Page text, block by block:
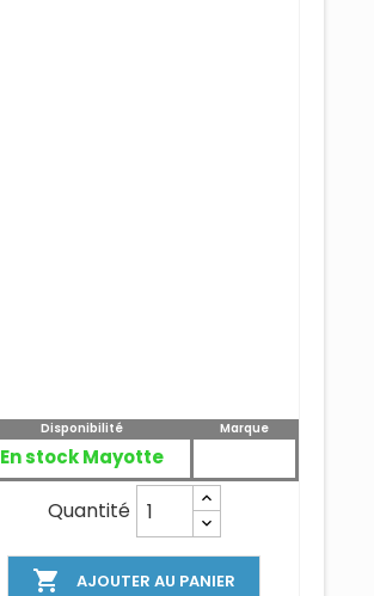
Disponibilité
En stock Mayotte
Marque
Quantité
 AJOUTER AU PANIER